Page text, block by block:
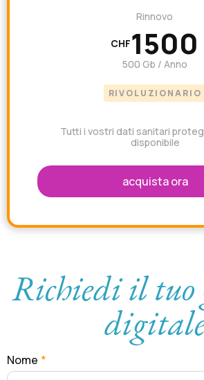
Rinnovo
CHF1500
500 Gb / Anno
RIVOLUZIONARIO
Tutti i vostri dati sanitari
disponibile
acquista ora
Richiedi il tuo
Nome *